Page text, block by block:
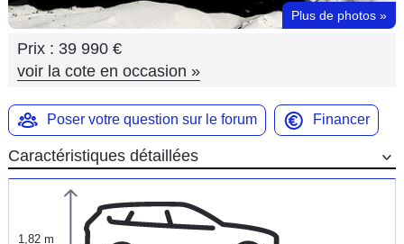
Moto
Marques
Plus de photos »
Prix : 39 990 €
voir la cote en occasion »
Poser votre question sur le forum Financer
Caractéristiques détaillées
1,82 m